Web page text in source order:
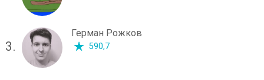
3.
Герман Рожков
590,7